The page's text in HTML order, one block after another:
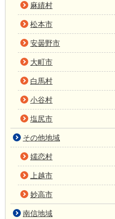
麻績村
松本市
安曇野市
大町市
白馬村
小谷村
塩尻市
その他地域
嬬恋村
上越市
妙高市
南信地域